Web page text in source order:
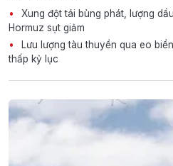
Xung đột tái bùng phát, lượng
Hormuz sụt giảm
Lưu lượng tàu thuyền qua eo
thấp kỷ lục